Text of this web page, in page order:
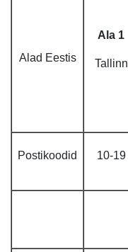
Alad Eestis
Ala 1
Tallinn
Postikoodid 10-19